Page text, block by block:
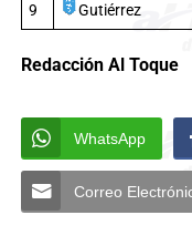
9
Gutiérrez
Redacción Al Toque
WhatsApp
Correo